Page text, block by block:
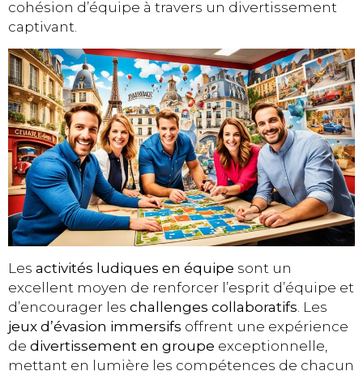
cohésion d’équipe à travers un divertissement
captivant.
Les activités ludiques en équipe sont un
excellent moyen de renforcer l’esprit d’équipe et
d’encourager les challenges collaboratifs . Les
jeux d’évasion immersifs offrent une expérience
de divertissement en groupe exceptionnelle,
mettant en lumière les compétences de chacun